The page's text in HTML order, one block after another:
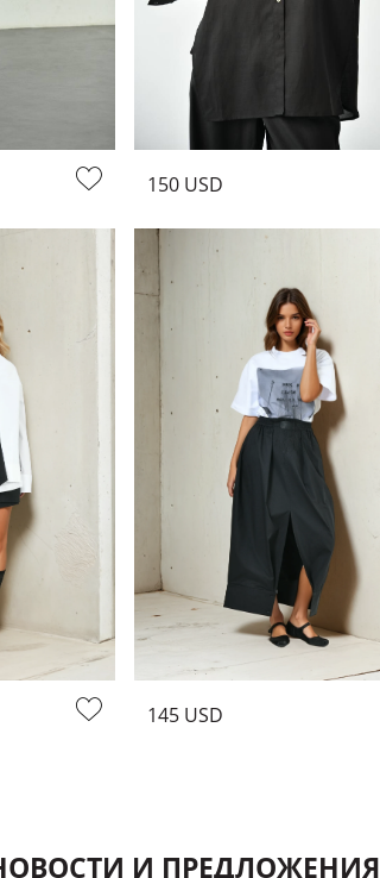
150 USD
145 USD
И ПРЕДЛОЖЕНИЯ